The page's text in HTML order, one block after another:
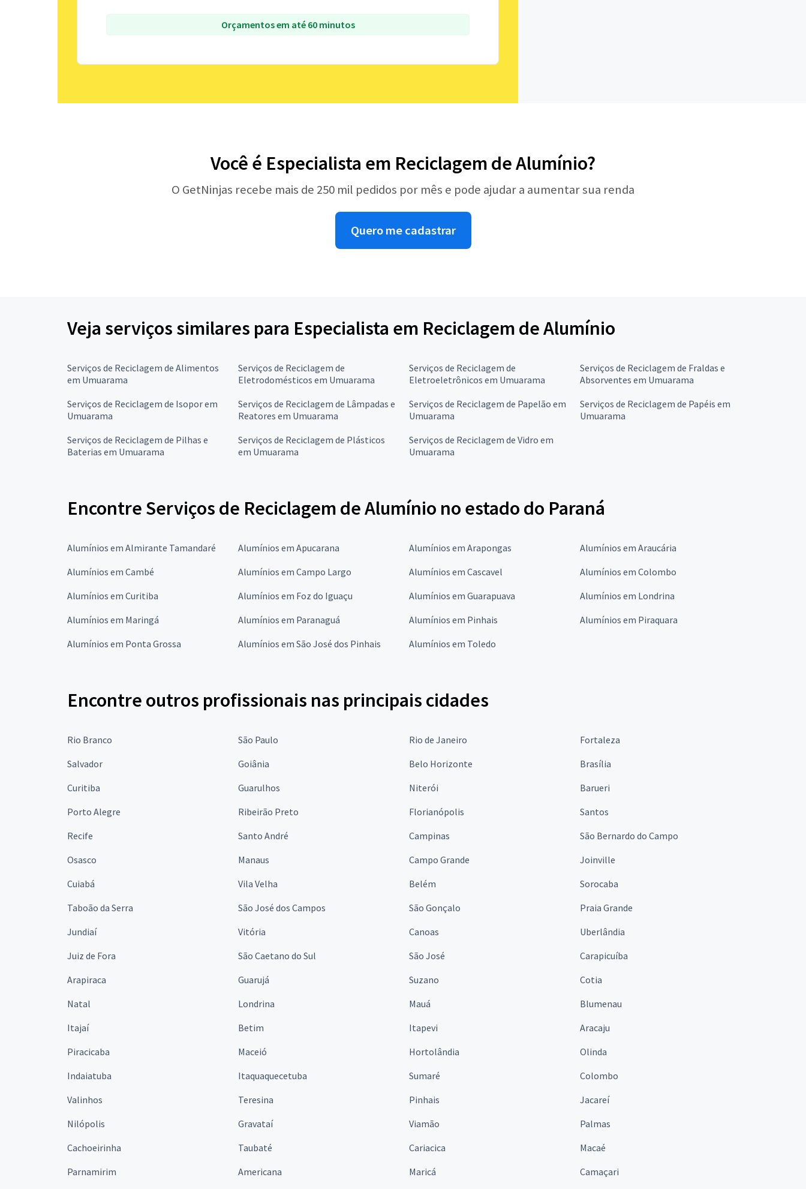
Orçamentos em até 60 minutos
Você é Especialista em Reciclagem de Alumínio?
O GetNinjas recebe mais de 250 mil pedidos por mês e pode ajudar a aumentar sua renda
Quero me cadastrar
Veja serviços similares para Especialista em Reciclagem de Alumínio
Serviços de Reciclagem de Alimentos
em Umuarama
Serviços de Reciclagem de
Eletrodomésticos em Umuarama
Serviços de Reciclagem de
Eletroeletrônicos em Umuarama
Serviços de Reciclagem de Fraldas e
Absorventes em Umuarama
Serviços de Reciclagem de Isopor em
Umuarama
Serviços de Reciclagem de Lâmpadas e
Reatores em Umuarama
Serviços de Reciclagem de Papelão em
Umuarama
Serviços de Reciclagem de Papéis em
Umuarama
Serviços de Reciclagem de Pilhas e
Baterias em Umuarama
Serviços de Reciclagem de Plásticos
em Umuarama
Serviços de Reciclagem de Vidro em
Umuarama
Encontre Serviços de Reciclagem de Alumínio no estado do Paraná
Alumínios em Almirante Tamandaré Alumínios em Apucarana Alumínios em Arapongas
Alumínios em Araucária
Alumínios em Cambé
Alumínios em Campo Largo Alumínios em Cascavel
Alumínios em Colombo
Alumínios em Curitiba
Alumínios em Foz do Iguaçu Alumínios em Guarapuava
Alumínios em Londrina
Alumínios em Maringá
Alumínios em Paranaguá Alumínios em Pinhais
Alumínios em Piraquara
Alumínios em Ponta Grossa
Alumínios em São José dos Pinhais Alumínios em Toledo
Encontre outros profissionais nas principais cidades
Rio Branco São Paulo Rio de Janeiro
Fortaleza
Salvador
Goiânia Belo Horizonte
Brasília
Curitiba
Guarulhos Niterói
Barueri
Porto Alegre
Ribeirão Preto Florianópolis
Santos
Recife
Santo André Campinas
São Bernardo do Campo
Osasco
Manaus Campo Grande
Joinville
Cuiabá
Vila Velha Belém
Sorocaba
Taboão da Serra
São José dos Campos São Gonçalo
Praia Grande
Jundiaí
Vitória Canoas
Uberlândia
Juiz de Fora
São Caetano do Sul São José
Carapicuíba
Arapiraca
Guarujá Suzano
Cotia
Natal
Londrina Mauá
Blumenau
Itajaí
Betim Itapevi
Aracaju
Piracicaba
Maceió Hortolândia
Olinda
Indaiatuba
Itaquaquecetuba Sumaré
Colombo
Valinhos
Teresina Pinhais
Jacareí
Nilópolis
Gravataí Viamão
Palmas
Cachoeirinha
Taubaté Cariacica
Macaé
Parnamirim
Americana Maricá Camaçari